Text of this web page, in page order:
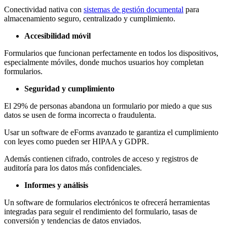
Conectividad nativa con sistemas de gestión documental para
almacenamiento seguro, centralizado y cumplimiento.
Accesibilidad móvil
Formularios que funcionan perfectamente en todos los dispositivos,
especialmente móviles, donde muchos usuarios hoy completan
formularios.
Seguridad y cumplimiento
El 29% de personas abandona un formulario por miedo a que sus
datos se usen de forma incorrecta o fraudulenta.
Usar un software de eForms avanzado te garantiza el cumplimiento
con leyes como pueden ser HIPAA y GDPR.
Además contienen cifrado, controles de acceso y registros de
auditoría para los datos más confidenciales.
Informes y análisis
Un software de formularios electrónicos te ofrecerá herramientas
integradas para seguir el rendimiento del formulario, tasas de
conversión y tendencias de datos enviados.